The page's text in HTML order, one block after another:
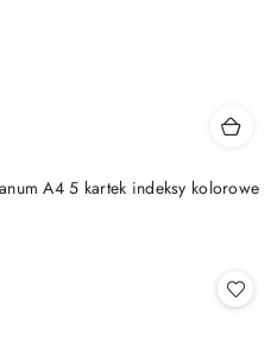
A4 5 kartek indeksy kolorowe